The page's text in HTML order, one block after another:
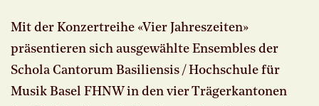
Mit der Konzertreihe «Vier Jahreszeiten»
präsentieren sich ausgewählte Ensembles der
Schola Cantorum Basiliensis / Hochschule für
Musik Basel FHNW in den vier Trägerkantonen